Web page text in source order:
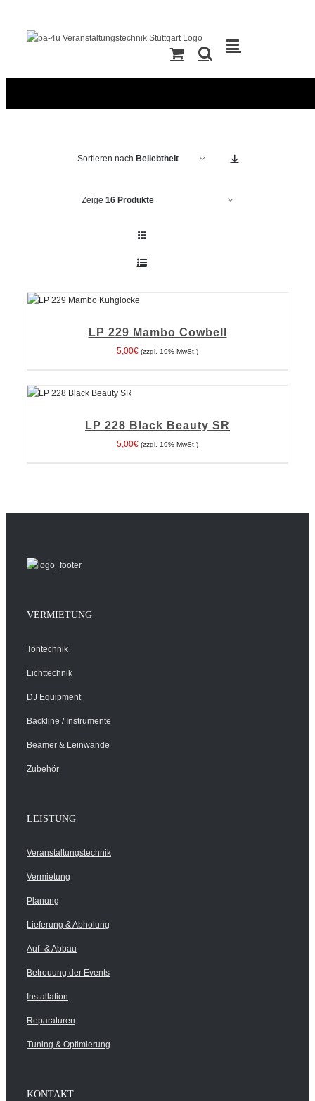
springen
Sortieren nach Beliebtheit
Zeige 16 Produkte
IN DEN
DETAILSLP 229 Mambo Cowbell
5,00€ (zzgl. 19% MwSt.)
IN DEN
DETAILSLP 228 Black Beauty SR
5,00€ (zzgl. 19% MwSt.)
VERMIETUNG
Tontechnik
Lichttechnik
DJ Equipment
Backline / Instrumente
Beamer & Leinwände
Zubehör
LEISTUNG
Veranstaltungstechnik
Vermietung
Planung
Lieferung & Abholung
Auf- & Abbau
Betreuung der Events
Installation
Reparaturen
Tuning & Optimierung
KONTAKT